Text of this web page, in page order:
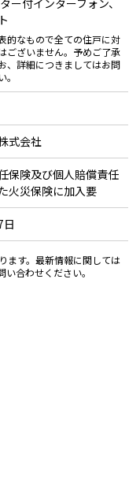
ー付インターフォン、
的なもので全ての住戸に対
ございません。予めご了承
、詳細につきましてはお問
式会社
保険及び個人賠償責任
火災保険に加入要
ます。最新情報に関しては
合わせください。